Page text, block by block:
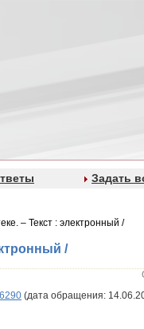
Задать
– Текст : электронный /
/
(дата обращения: